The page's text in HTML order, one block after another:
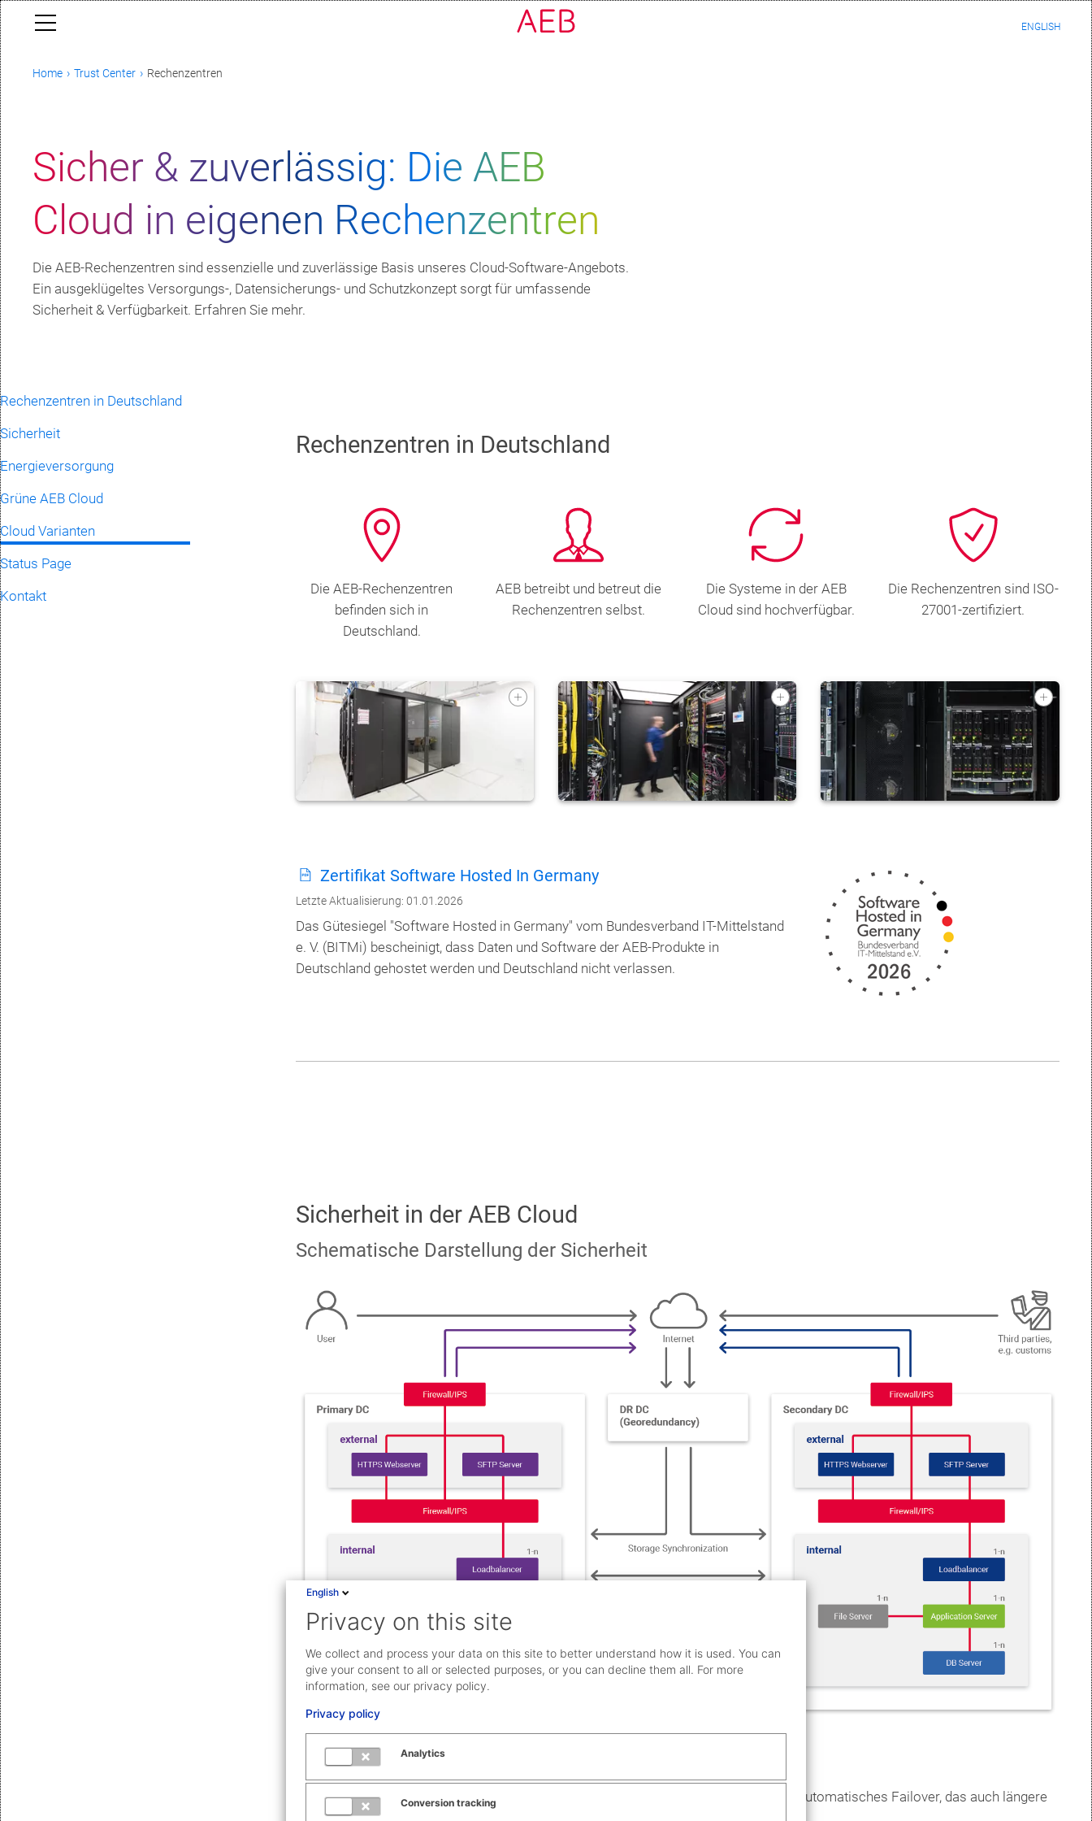
ENGLISH
Home Trust Center Rechenzentren
Sicher & zuverlässig: Die AEB
Cloud in eigenen Rechenzentren
Die AEB-Rechenzentren sind essenzielle und zuverlässige Basis unseres Cloud-Software-Angebots.
Ein ausgeklügeltes Versorgungs-, Datensicherungs- und Schutzkonzept sorgt für umfassende
Sicherheit & Verfügbarkeit. Erfahren Sie mehr.
Rechenzentren in Deutschland
Sicherheit
Energieversorgung
Grüne AEB Cloud
Cloud Varianten
Status Page
Kontakt
Rechenzentren in Deutschland
Die AEB-Rechenzentren
befinden sich in
Deutschland.
AEB betreibt und betreut die
Rechenzentren selbst.
Die Systeme in der AEB
Cloud sind hochverfügbar.
Die Rechenzentren sind ISO-
27001-zertifiziert.
Zertifikat Software Hosted In Germany
Letzte Aktualisierung: 01.01.2026
Das Gütesiegel "Software Hosted in Germany" vom Bundesverband IT-Mittelstand
e. V. (BITMi) bescheinigt, dass Daten und Software der AEB-Produkte in
Deutschland gehostet werden und Deutschland nicht verlassen.
Sicherheit in der AEB Cloud
Schematische Darstellung der Sicherheit
Hochverfügbarkeit dank mehrfacher Redundanz
Alle Systeme in der AEB Cloud sind mehrfach redundant ausgelegt und erlauben ein automatisches Failover, das auch längere
English
Privacy on this site
We collect and process your data on this site to better understand how it is used. You can
give your consent to all or selected purposes, or you can decline them all. For more
information, see our privacy policy.
Privacy policy
Analytics
Conversion tracking